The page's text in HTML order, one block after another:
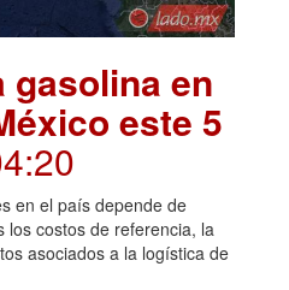
gasolina en
este 5
en el país depende de
los costos de referencia, la
asociados a la logística de